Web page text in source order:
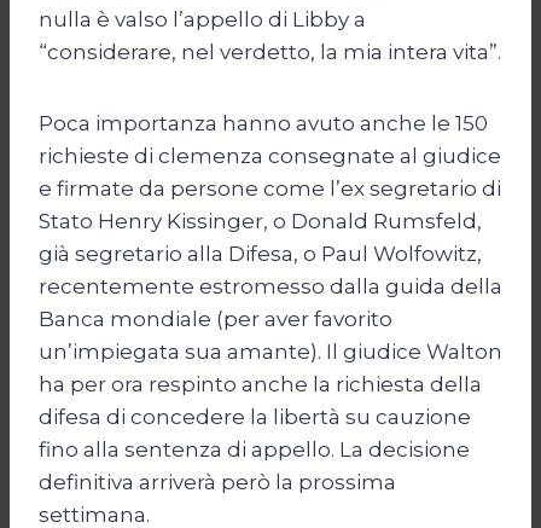
nulla è valso l’appello di Libby a
“considerare, nel verdetto, la mia intera vita”.
Poca importanza hanno avuto anche le 150
richieste di clemenza consegnate al giudice
e firmate da persone come l’ex segretario di
Stato Henry Kissinger, o Donald Rumsfeld,
già segretario alla Difesa, o Paul Wolfowitz,
recentemente estromesso dalla guida della
Banca mondiale (per aver favorito
un’impiegata sua amante). Il giudice Walton
ha per ora respinto anche la richiesta della
difesa di concedere la libertà su cauzione
fino alla sentenza di appello. La decisione
definitiva arriverà però la prossima
settimana.